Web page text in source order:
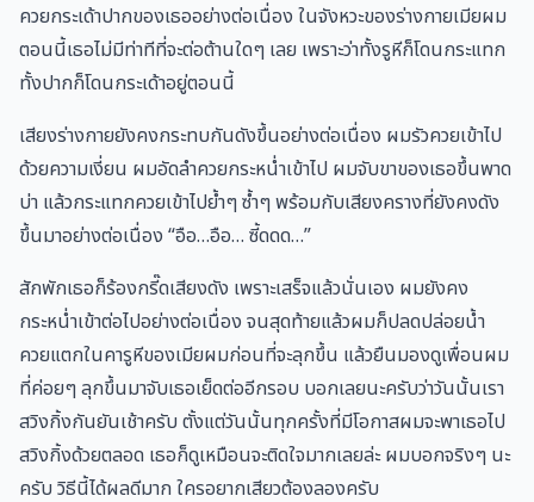
ควยกระเด้าปากของเธออย่างต่อเนื่อง ในจังหวะของร่างกายเมียผม
ตอนนี้เธอไม่มีท่าทีที่จะต่อต้านใดๆ เลย เพราะว่าทั้งรูหีก็โดนกระแทก
ทั้งปากก็โดนกระเด้าอยู่ตอนนี้
เสียงร่างกายยังคงกระทบกันดังขึ้นอย่างต่อเนื่อง ผมรัวควยเข้าไป
ด้วยความเงี่ยน ผมอัดลำควยกระหน่ำเข้าไป ผมจับขาของเธอขึ้นพาด
บ่า แล้วกระแทกควยเข้าไปย้ำๆ ซ้ำๆ พร้อมกับเสียงครางที่ยังคงดัง
ขึ้นมาอย่างต่อเนื่อง “อือ…อือ… ซี้ดดด…”
สักพักเธอก็ร้องกรี๊ดเสียงดัง เพราะเสร็จแล้วนั่นเอง ผมยังคง
กระหน่ำเข้าต่อไปอย่างต่อเนื่อง จนสุดท้ายแล้วผมก็ปลดปล่อยน้ำ
ควยแตกในคารูหีของเมียผมก่อนที่จะลุกขึ้น แล้วยืนมองดูเพื่อนผม
ที่ค่อยๆ ลุกขึ้นมาจับเธอเย็ดต่ออีกรอบ บอกเลยนะครับว่าวันนั้นเรา
สวิงกิ้งกันยันเช้าครับ ตั้งแต่วันนั้นทุกครั้งที่มีโอกาสผมจะพาเธอไป
สวิงกิ้งด้วยตลอด เธอก็ดูเหมือนจะติดใจมากเลยล่ะ ผมบอกจริงๆ นะ
ครับ วิธีนี้ได้ผลดีมาก ใครอยากเสียวต้องลองครับ